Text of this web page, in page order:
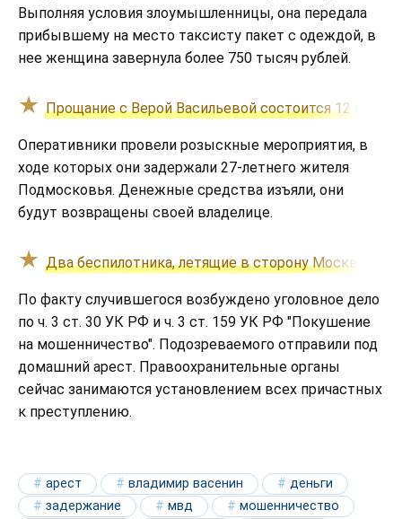
Выполняя условия злоумышленницы, она передала
прибывшему на место таксисту пакет с одеждой, в
нее женщина завернула более 750 тысяч рублей.
Прощание с Верой Васильевой состоится 12
Оперативники провели розыскные мероприятия, в
ходе которых они задержали 27-летнего жителя
Подмосковья. Денежные средства изъяли, они
будут возвращены своей владелице.
Два беспилотника, летящие в сторону Москвы,
По факту случившегося возбуждено уголовное дело
по ч. 3 ст. 30 УК РФ и ч. 3 ст. 159 УК РФ "Покушение
на мошенничество". Подозреваемого отправили под
домашний арест. Правоохранительные органы
сейчас занимаются установлением всех причастных
к преступлению.
арест владимир васенин
деньги
задержание
мвд
мошенничество